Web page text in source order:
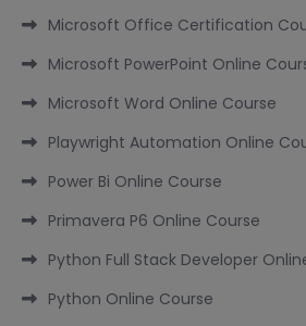
Microsoft Office Certification
Microsoft PowerPoint Online
Microsoft Word Online Course
Playwright Automation Online
Power Bi Online Course
Primavera P6 Online Course
Python Full Stack Developer
Python Online Course